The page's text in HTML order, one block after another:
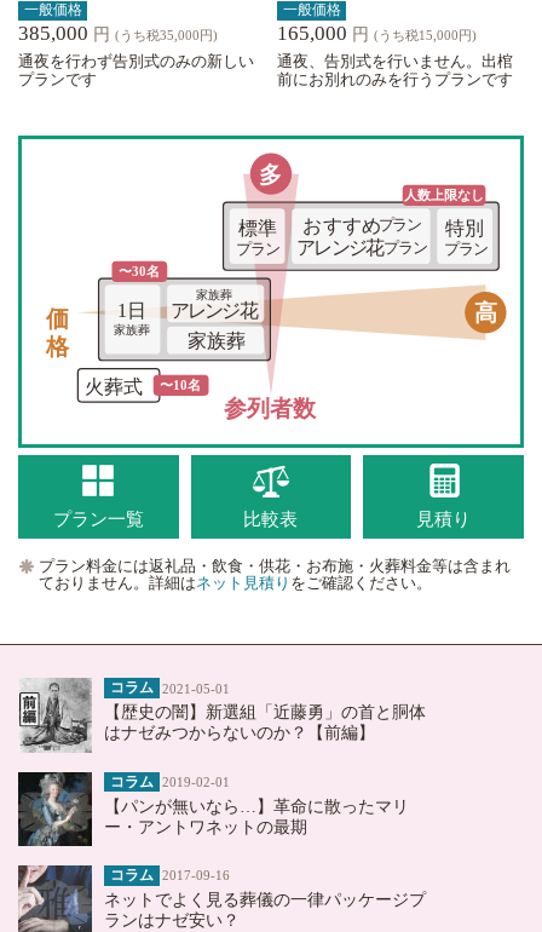
一般価格
385,000 円 (うち税35,000円)
通夜を行わず告別式のみの新しい
プランです
一般価格
165,000 円 (うち税15,000円)
通夜、告別式を行いません。出棺
前にお別れのみを行うプランです
参列者数
価格
特別
プラン
火葬式
高
人数上限な し
1日
家族葬
多
〜30名
〜10名
家族葬
アレンジ花
家族葬
標準
プラン
おすすめプラン
アレンジ花プラン
プラン一覧 比較表 見積り
プラン料金には返礼品・飲食・供花・お布施・火葬料金等は含まれ
ておりません。詳細はネット見積り をご確認ください。
コラム 2021-05-01
【歴史の闇】新選組「近藤勇」の首と胴体
はナゼみつからないのか？【前編】
コラム 2019-02-01
【パンが無いなら…】革命に散ったマリ
ー・アントワネットの最期
コラム 2017-09-16
ネットでよく見る葬儀の一律パッケージプ
ランはナゼ安い？